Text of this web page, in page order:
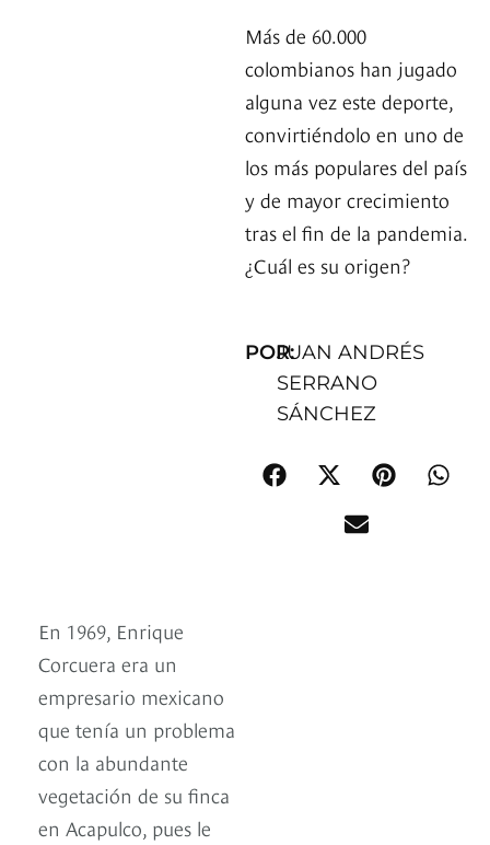
Más de 60.000
colombianos han jugado
alguna vez este deporte,
convirtiéndolo en uno de
los más populares del país
y de mayor crecimiento
tras el fin de la pandemia.
¿Cuál es su origen?
POR:JUAN ANDRÉS
SERRANO
SÁNCHEZ
En 1969, Enrique
Corcuera era un
empresario mexicano
que tenía un problema
con la abundante
vegetación de su finca
en Acapulco, pues le